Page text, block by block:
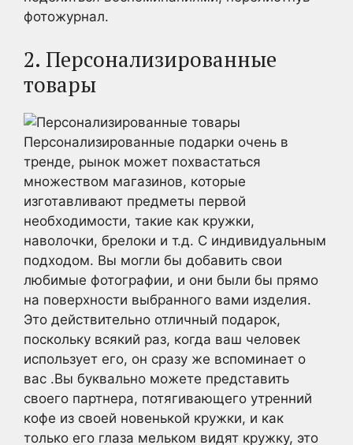
фотожурнал.
2. Персонализированные
товары
Персонализированные подарки очень в
тренде, рынок может похвастаться
множеством магазинов, которые
изготавливают предметы первой
необходимости, такие как кружки,
наволочки, брелоки и т.д. С индивидуальным
подходом. Вы могли бы добавить свои
любимые фотографии, и они были бы прямо
на поверхности выбранного вами изделия.
Это действительно отличный подарок,
поскольку всякий раз, когда ваш человек
использует его, он сразу же вспоминает о
вас .Вы буквально можете представить
своего партнера, потягивающего утренний
кофе из своей новенькой кружки, и как
только его глаза мельком видят кружку, это